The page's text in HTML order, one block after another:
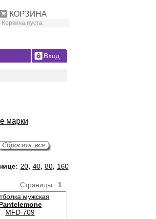
КОРЗИНА
Корзина пуста.
Вход
марки
20, 40, 80, 160
Страницы: 1
мужская
MFD-709